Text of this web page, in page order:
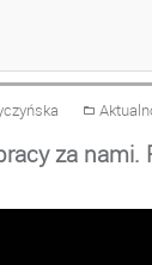
za nami.